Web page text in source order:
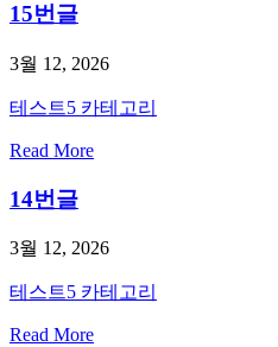
15번글
3월 12, 2026
테스트5 카테고리
Read More
14번글
3월 12, 2026
테스트5 카테고리
Read More